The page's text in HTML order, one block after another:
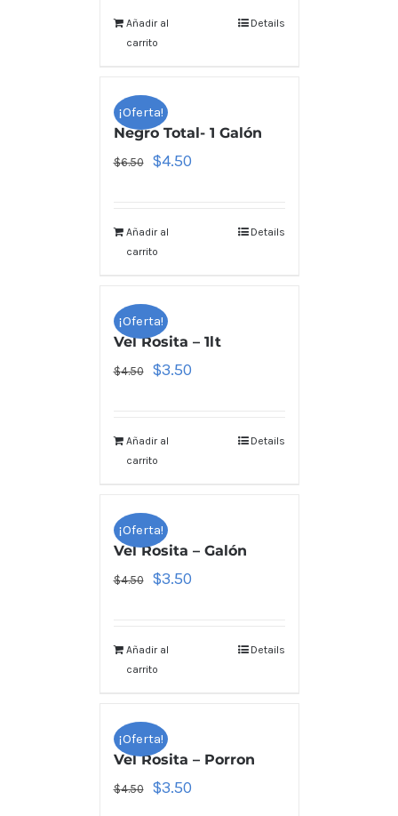
Añadir al
carrito
Details
¡Oferta!
Negro Total- 1 Galón
$6.50 $4.50
Añadir al
carrito
Details
¡Oferta!
Vel Rosita – 1lt
$4.50 $3.50
Añadir al
carrito
Details
¡Oferta!
Vel Rosita – Galón
$4.50 $3.50
Añadir al
carrito
Details
¡Oferta!
Vel Rosita – Porron
$4.50 $3.50